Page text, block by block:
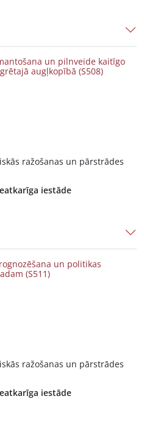
un pilnveide kaitīgo
augļkopībā (S508)
ražošanas un pārstrādes
iestāde
un politikas
(S511)
ražošanas un pārstrādes
iestāde